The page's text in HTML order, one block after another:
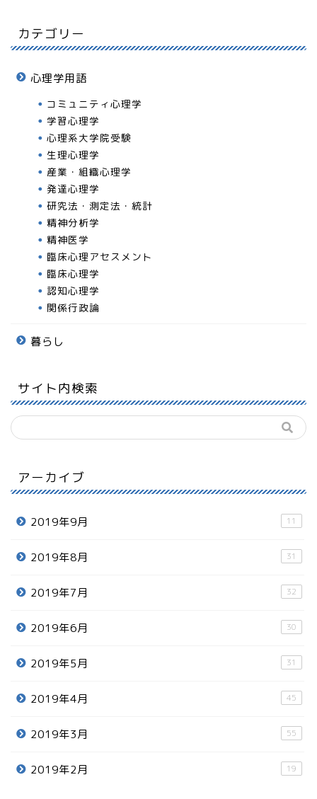
カテゴリー
心理学用語
コミュニティ心理学
学習心理学
心理系大学院受験
生理心理学
産業・組織心理学
発達心理学
研究法・測定法・統計
精神分析学
精神医学
臨床心理アセスメント
臨床心理学
認知心理学
関係行政論
暮らし
サイト内検索
アーカイブ
2019年9月 11
2019年8月 31
2019年7月 32
2019年6月 30
2019年5月 31
2019年4月 45
2019年3月 55
2019年2月 19